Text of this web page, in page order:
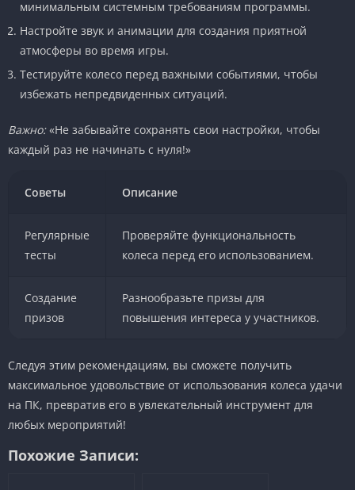
минимальным системным требованиям программы.
Настройте звук и анимации для создания приятной
атмосферы во время игры.
Тестируйте колесо перед важными событиями, чтобы
избежать непредвиденных ситуаций.
Важно:«Не забывайте сохранять свои настройки, чтобы
каждый раз не начинать с нуля!»
Советы Описание
Регулярные
тесты
Проверяйте функциональность
колеса перед его использованием.
Создание
призов
Разнообразьте призы для
повышения интереса у участников.
Следуя этим рекомендациям, вы сможете получить
максимальное удовольствие от использования колеса удачи
на ПК, превратив его в увлекательный инструмент для
любых мероприятий!
Похожие Записи: